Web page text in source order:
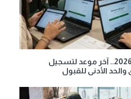
تنسيق المرحلة الأولى 2026.. آخر موعد لتسجيل
الأدنى للقبول